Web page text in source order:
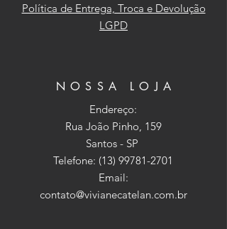
Política de Entrega, Troca e Devolução
LGPD
NOSSA LOJA
Endereço:
Rua João Pinho, 159
Santos - SP
Telefone: (13) 99781-2701
Email:
contato@vivianecatelan.com.br